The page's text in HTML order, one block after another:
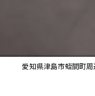
愛知県津島市蛭間町